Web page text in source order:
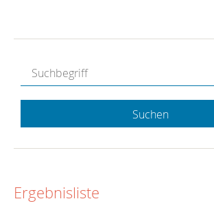
Suchen
Ergebnisliste